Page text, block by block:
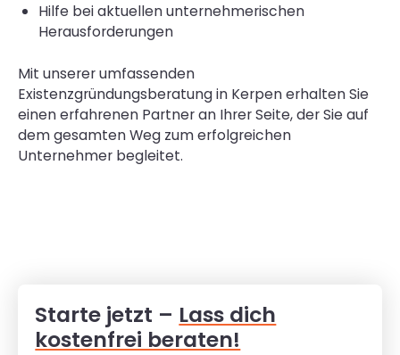
Hilfe bei aktuellen unternehmerischen
Herausforderungen
Mit unserer umfassenden
Existenzgründungsberatung in Kerpen erhalten Sie
einen erfahrenen Partner an Ihrer Seite, der Sie auf
dem gesamten Weg zum erfolgreichen
Unternehmer begleitet.
Starte jetzt – Lass dich
kostenfrei beraten!